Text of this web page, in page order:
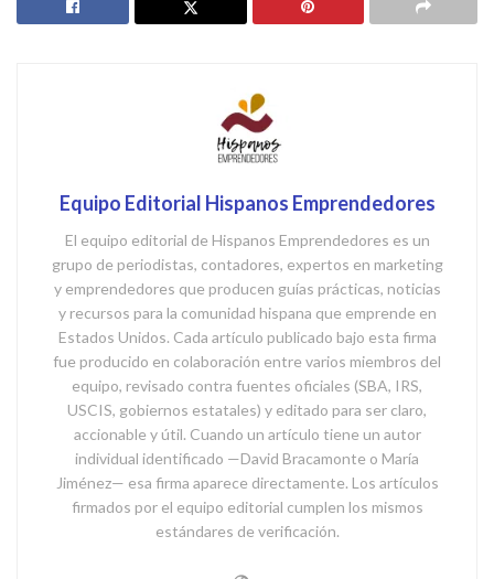
Equipo Editorial Hispanos Emprendedores
El equipo editorial de Hispanos Emprendedores es un
grupo de periodistas, contadores, expertos en marketing
y emprendedores que producen guías prácticas, noticias
y recursos para la comunidad hispana que emprende en
Estados Unidos. Cada artículo publicado bajo esta firma
fue producido en colaboración entre varios miembros del
equipo, revisado contra fuentes oficiales (SBA, IRS,
USCIS, gobiernos estatales) y editado para ser claro,
accionable y útil. Cuando un artículo tiene un autor
individual identificado —David Bracamonte o María
Jiménez— esa firma aparece directamente. Los artículos
firmados por el equipo editorial cumplen los mismos
estándares de verificación.